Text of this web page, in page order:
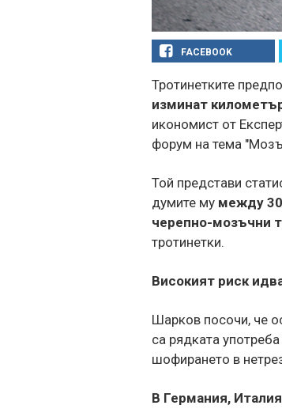
FACEBOOK
Тротинетките
изминат
икономист от
форум на тема
Той представи
думите му между
черепно-мозъчни
тротинетки.
Високият риск
Шарков посочи, че
са рядката
шофирането в
В Германия,